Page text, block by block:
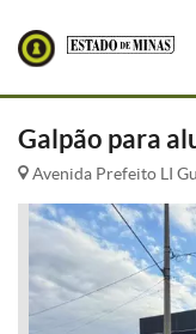
Galpão para
Avenida Prefeito LI